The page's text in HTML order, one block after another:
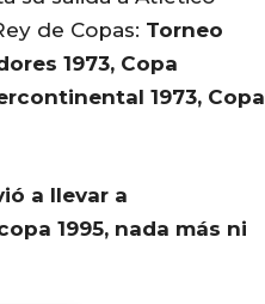
de Copas: Torneo
1973, Copa
1973, Copa
a llevar a
1995, nada más ni